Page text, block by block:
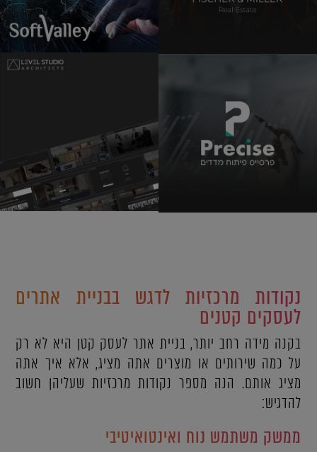
נקודות מרכזיות לדגש בבניית אתרים
לעסקים קטנים
בקנה מידה רחב יותר, בניית אתר לעסק קטן היא לא רק
על כמה שירותים או מוצרים אתה מציג, אלא איך אתה
מציג אותם. הנה מספר נקודות מרכזיות שעליהן חשוב
להדגיש:
ממשק משתמש נוח ואינטואיטיבי